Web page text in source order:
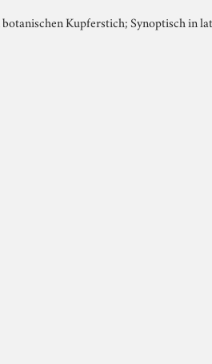
Kupferstich; Synoptisch in